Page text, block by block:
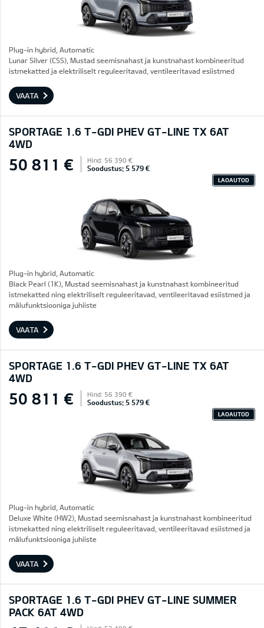
Plug-in hybrid, Automatic
Lunar Silver (CSS), Mustad seemisnahast ja kunstnahast kombineeritud
istmekatted ja elektriliselt reguleeritavad, ventileeritavad esiistmed
VAATA
SPORTAGE 1.6 T-GDI PHEV GT-LINE TX 6AT
4WD
50 811 € Hind: 56 390 €
Soodustus: 5 579 €
LAOAUTOD
Plug-in hybrid, Automatic
Black Pearl (1K), Mustad seemisnahast ja kunstnahast kombineeritud
istmekatted ning elektriliselt reguleeritavad, ventileeritavad esiistmed ja
mälufunktsiooniga juhiiste
VAATA
SPORTAGE 1.6 T-GDI PHEV GT-LINE TX 6AT
4WD
50 811 € Hind: 56 390 €
Soodustus: 5 579 €
LAOAUTOD
Plug-in hybrid, Automatic
Deluxe White (HW2), Mustad seemisnahast ja kunstnahast kombineeritud
istmekatted ning elektriliselt reguleeritavad, ventileeritavad esiistmed ja
mälufunktsiooniga juhiiste
VAATA
SPORTAGE 1.6 T-GDI PHEV GT-LINE SUMMER
PACK 6AT 4WD